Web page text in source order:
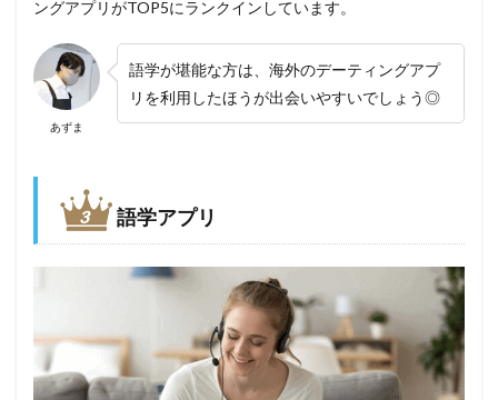
ングアプリがTOP5にランクインしています。
あずま
語学が堪能な方は、海外のデーティングアプ
リを利用したほうが出会いやすいでしょう◎
語学アプリ